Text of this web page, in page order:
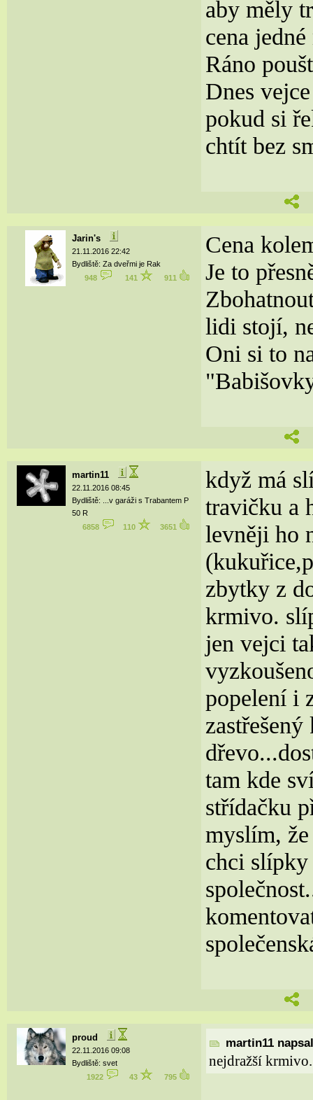
aby měly
cena
Ráno
Dnes
pokud si
chtít bez
Jarin's
21.11.2016 22:42
Bydliště: Za dveřmi je Rak
948
141 911
Cena
Je to
lidi stojí,
Oni si to
martin11
22.11.2016 08:45
Bydliště: ...v garáži s Trabantem P
50 R
6858
110 3651
když má
travičku a
levněji ho
zbytky z
krmivo.
jen vejci
popelení i
tam kde
střídačku
myslím,
chci slípky
proud
22.11.2016 09:08
Bydliště: svet
1922
43 795
martin11
nejdražší krmivo.